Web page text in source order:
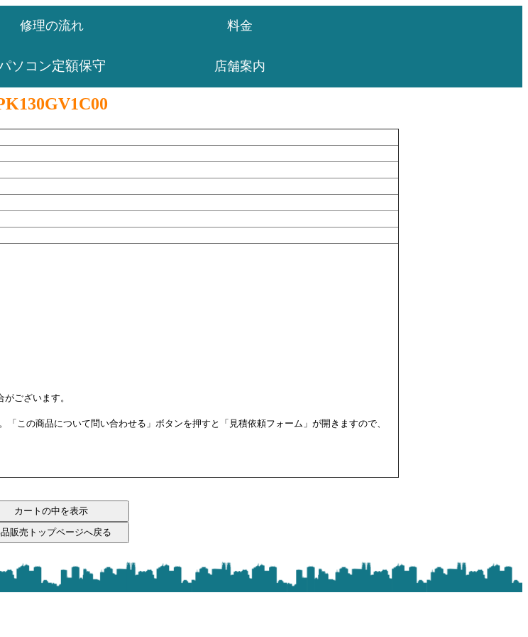
修理の流れ 料金
ソコン定額保守 店舗案内
ございます。
この商品について問い合わせる」ボタンを押すと「見積依頼フォーム」が開きますので、